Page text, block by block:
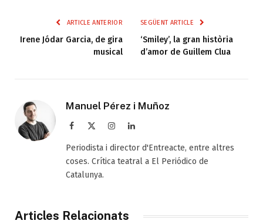
ARTICLE ANTERIOR
Irene Jódar Garcia, de gira
musical
SEGÜENT ARTICLE
‘Smiley’, la gran història
d’amor de Guillem Clua
Manuel Pérez i Muñoz
Facebook InstagramLinkedIn
Periodista i director d'Entreacte, entre altres
coses. Crítica teatral a El Periódico de
Catalunya.
Articles Relacionats